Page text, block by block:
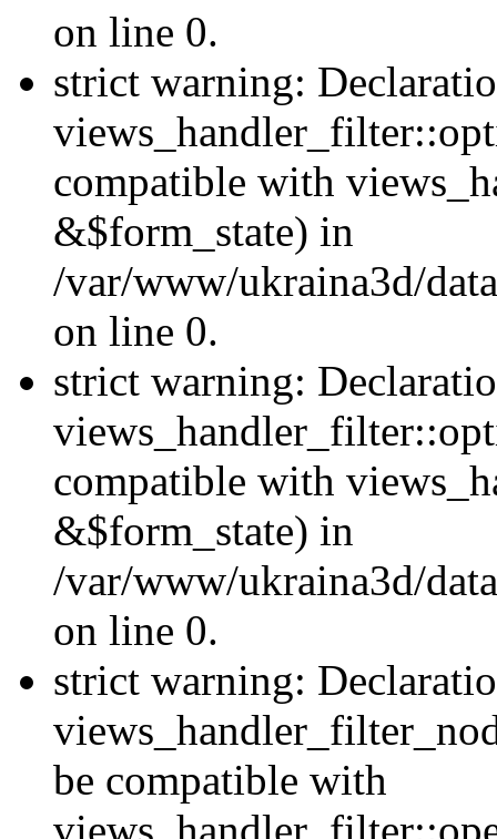
on line 0.
strict warning:
compatible with
&$form_state) in
/var/www/ukraina3d/
on line 0.
strict warning:
compatible with
&$form_state) in
/var/www/ukraina3d/
on line 0.
strict warning:
be compatible with